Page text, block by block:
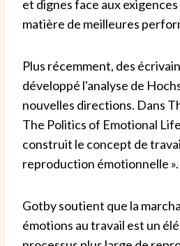
et dignes face aux
matière de meilleures
Plus récemment, des
développé l'analyse de
nouvelles directions. Dans
The Politics of Emotional
construit le concept de
reproduction émotionnelle ».
Gotby soutient que la
émotions au travail est un